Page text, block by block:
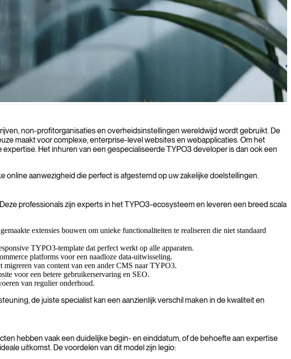
en implementeren, afgestemd op uw specifieke bedrijfsbehoeften.
non-profitorganisaties en overheidsinstellingen wereldwijd wordt gebruikt. De
maakt voor complexe, enterprise-level websites en webapplicaties. Om het
Het inhuren van een gespecialiseerde TYPO3 developer is dan ook een
aanwezigheid die perfect is afgestemd op uw zakelijke doelstellingen.
professionals zijn experts in het TYPO3-ecosysteem en leveren een breed scala
extensies bouwen om unieke functionaliteiten te realiseren die niet standaard
TYPO3-template dat perfect werkt op alle apparaten.
platforms voor een naadloze data-uitwisseling.
van content van een ander CMS naar TYPO3.
voor een betere gebruikerservaring en SEO.
van regulier onderhoud.
de juiste specialist kan een aanzienlijk verschil maken in de kwaliteit en
hebben vaak een duidelijke begin- en einddatum, of de behoefte aan expertise
uitkomst. De voordelen van dit model zijn legio: